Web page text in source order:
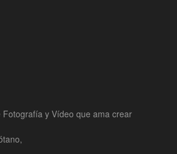
Fotografía y Vídeo que ama crear